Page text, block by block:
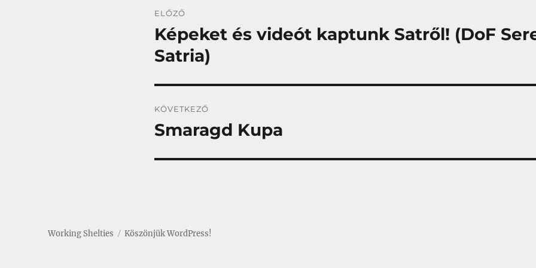
navigáció
ELŐZŐ
Korábbi
bejegyzés:
Képeket és videót kaptunk Satről! (DoF
Satria)
KÖVETKEZŐ
Következő
Smaragd Kupa
Working Shelties Köszönjük WordPress!